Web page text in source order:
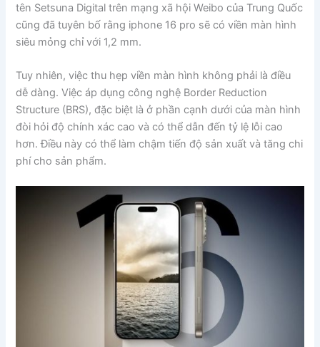
tên Setsuna Digital trên mạng xã hội Weibo của Trung Quốc
cũng đã tuyên bố rằng iphone 16 pro sẽ có viền màn hình
siêu mỏng chỉ với 1,2 mm.
Tuy nhiên, việc thu hẹp viền màn hình không phải là điều
dễ dàng. Việc áp dụng công nghệ Border Reduction
Structure (BRS), đặc biệt là ở phần cạnh dưới của màn hình
đòi hỏi độ chính xác cao và có thể dẫn đến tỷ lệ lỗi cao
hơn. Điều này có thể làm chậm tiến độ sản xuất và tăng chi
phí cho sản phẩm.